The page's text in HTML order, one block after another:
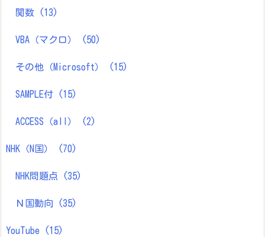
関数 (13)
VBA（マクロ） (50)
その他（Microsoft） (15)
SAMPLE付 (15)
ACCESS（all） (2)
NHK（N国） (70)
NHK問題点 (35)
Ｎ国動向 (35)
YouTube (15)